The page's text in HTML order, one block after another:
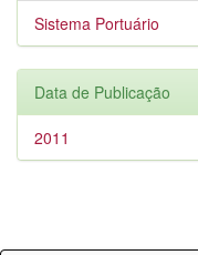
Sistema Portuário
Data de Publicação
2011